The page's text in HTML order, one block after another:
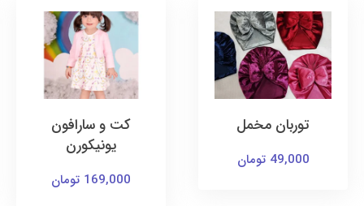
توربان مخمل
49,000 تومان
کت و سارافون
یونیکورن
169,000 تومان